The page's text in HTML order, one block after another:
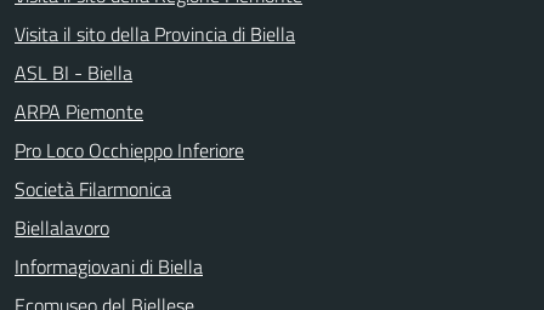
Visita il sito della Provincia di Biella
ASL BI - Biella
ARPA Piemonte
Pro Loco Occhieppo Inferiore
Società Filarmonica
Biellalavoro
Informagiovani di Biella